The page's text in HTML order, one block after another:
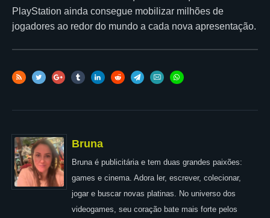
PlayStation ainda consegue mobilizar milhões de
jogadores ao redor do mundo a cada nova apresentação.
Bruna
Bruna é publicitária e tem duas grandes paixões:
games e cinema. Adora ler, escrever, colecionar,
jogar e buscar novas platinas. No universo dos
videogames, seu coração bate mais forte pelos